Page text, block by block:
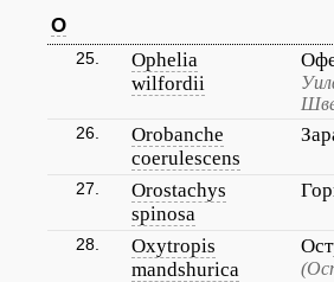
O
25.
Ophelia
wilfordii
26.
Orobanche
coerulescens
27.
Orostachys
spinosa
28.
Oxytropis
mandshurica